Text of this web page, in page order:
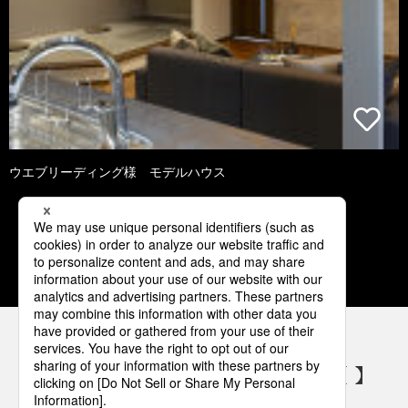
ウエブリーディング様 モデルハウス
1 2 3 4 5
パナソニックの電気設備 SNSアカウント